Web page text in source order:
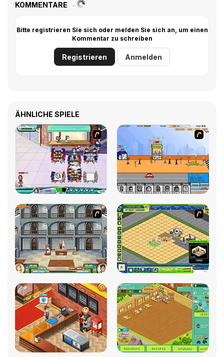
KOMMENTARE
Bitte registrieren Sie sich oder melden Sie sich an, um einen
Kommentar zu schreiben
Registrieren Anmelden
ÄHNLICHE SPIELE